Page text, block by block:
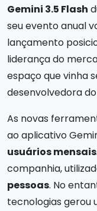
Gemini 3.5 Flash
seu evento anual
lançamento
liderança do
espaço que vinha
desenvolvedora
As novas
ao aplicativo
usuários mensais
companhia,
pessoas. No
tecnologias gerou